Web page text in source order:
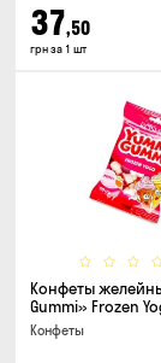
37,50
грн за 1 шт
Конфеты
Gummi» Frozen
Конфеты